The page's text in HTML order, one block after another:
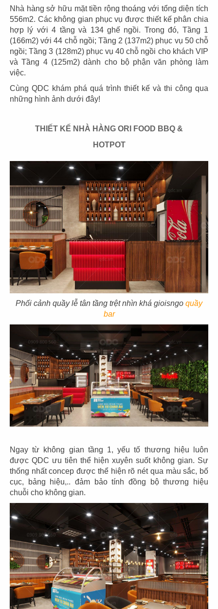
Nhà hàng sở hữu mặt tiền rộng thoáng với tổng diện tích
556m2. Các không gian phục vụ được thiết kế phân chia
hợp lý với 4 tầng và 134 ghế ngồi. Trong đó, Tầng 1
(166m2) với 44 chỗ ngồi; Tầng 2 (137m2) phục vụ 50 chỗ
ngồi; Tầng 3 (128m2) phục vụ 40 chỗ ngồi cho khách VIP
và Tầng 4 (125m2) dành cho bộ phận văn phòng làm
việc.
Cùng QDC khám phá quá trình thiết kế và thi công qua
những hình ảnh dưới đây!
THIẾT KẾ NHÀ HÀNG ORI FOOD BBQ &
HOTPOT
Phối cảnh quầy lễ tân tầng trệt nhìn khá gioisngo quầy
bar
Ngay từ không gian tầng 1, yếu tố thương hiệu luôn
được QDC ưu tiên thể hiện xuyên suốt không gian. Sự
thống nhất concep được thể hiện rõ nét qua màu sắc, bố
cục, bảng hiệu,.. đảm bảo tính đồng bộ thương hiệu
chuỗi cho không gian.
03
PHÊ LA
CN Biên Hòa
04
KATINAT
CN 3/2
05
CN Waterbus CN Đà Nẵng
07
KOI THÉ
CN Tân Sơn Nhì
08
KOI THÉ
CN Pearl Plaza
09 10
KOI THÉ
11
KOI THÉ
CN Biên Hòa
12
KOI CAFÉ
CN Nguyễn Đức Cảnh
13
KOI THÉ
CN Nguyễn Gia Trí
14
KOI CAFÉ
CN Q.3
15
AMERICANO
COFFEE
16
DAO NIU GUO